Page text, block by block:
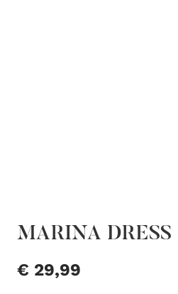
MARINA DRESS
€ 29,99